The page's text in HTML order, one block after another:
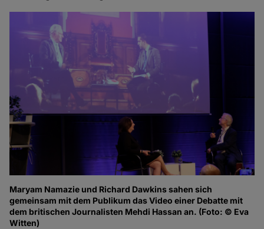
Maryam Namazie und Richard Dawkins sahen sich
gemeinsam mit dem Publikum das Video einer Debatte mit
dem britischen Journalisten Mehdi Hassan an. (Foto: © Eva
Witten)